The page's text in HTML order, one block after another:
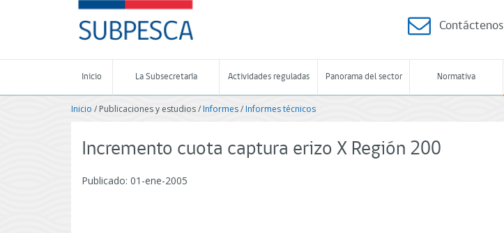
-
Subsecretaría
de
Pesca
Acuicultura
-
de
Chile
Contáctenos
Inicio La Subsecretaría Actividades reguladas Panorama del sector Normativa
Inicio / Publicaciones y estudios /Informes/ Informes técnicos
Incremento cuota captura erizo X Región 200
Publicado: 01-ene-2005